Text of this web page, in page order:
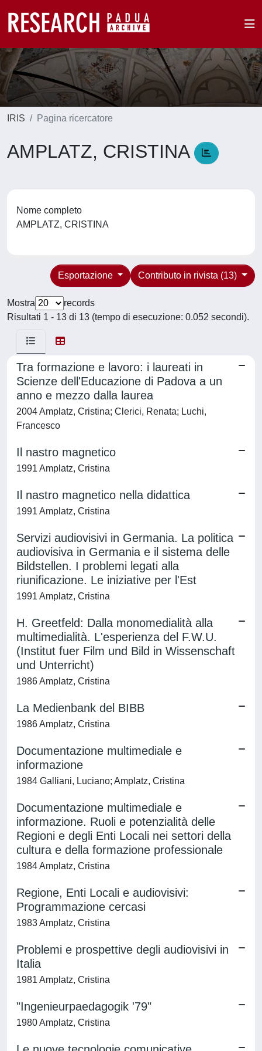
IRIS Pagina ricercatore
AMPLATZ, CRISTINA
Nome completo
AMPLATZ, CRISTINA
Contributo in rivista (13)
Esportazione
Mostra
records
Risultati 1 - 13 di 13 (tempo di esecuzione: 0.052 secondi).
Tra formazione e lavoro: i laureati in
Scienze dell'Educazione di Padova a un
anno e mezzo dalla laurea
2004 Amplatz, Cristina; Clerici, Renata; Luchi,
Francesco
Il nastro magnetico
1991 Amplatz, Cristina
Il nastro magnetico nella didattica
1991 Amplatz, Cristina
Servizi audiovisivi in Germania. La politica
audiovisiva in Germania e il sistema delle
Bildstellen. I problemi legati alla
riunificazione. Le iniziative per l'Est
1991 Amplatz, Cristina
H. Greetfeld: Dalla monomedialità alla
multimedialità. L'esperienza del F.W.U.
(Institut fuer Film und Bild in Wissenschaft
und Unterricht)
1986 Amplatz, Cristina
La Medienbank del BIBB
1986 Amplatz, Cristina
Documentazione multimediale e
informazione
1984 Galliani, Luciano; Amplatz, Cristina
Documentazione multimediale e
informazione. Ruoli e potenzialità delle
Regioni e degli Enti Locali nei settori della
cultura e della formazione professionale
1984 Amplatz, Cristina
Regione, Enti Locali e audiovisivi:
Programmazione cercasi
1983 Amplatz, Cristina
Problemi e prospettive degli audiovisivi in
Italia
1981 Amplatz, Cristina
"Ingenieurpaedagogik '79"
1980 Amplatz, Cristina